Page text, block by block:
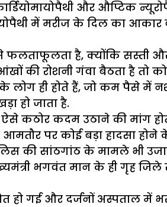
और औप्टिक
में मरीज के दिल का
से फलताफूलता है, क्योंकि
रोशनी गंवा बैठता है तो
लोग ही होते हैं, जो कम पैसे में
हो जाता है.
कठोर कदम उठाने की मांग
पर कोई बड़ा हादसा
की सांठगांठ के मामले भी
भगवंत मान के ही गृह
हो गई और दर्जनों अस्पताल